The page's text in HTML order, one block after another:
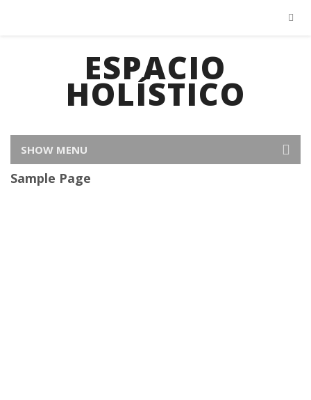
ESPACIO
HOLÍSTICO
SHOW MENU
Sample Page